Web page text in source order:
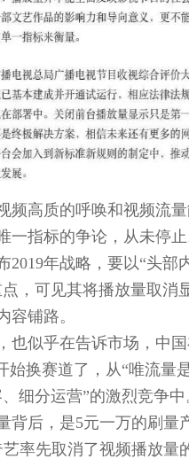
频高质的呼唤和视频流
一指标的争论，从未停止
2019年战略，要以“头部
，可见其将播放量取消
容铺路。
也似乎在告诉市场，中
始换赛道了，从“唯流量
细分运营”的激烈竞争中
背后， 是5元一万的刷量
艺率先取消了视频播放量